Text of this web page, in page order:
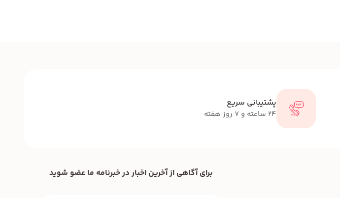
پشتیبانی سریع
24 ساعته و 7 روز هفته
برای آگاهی از آخرین اخبار در خبرنامه ما عضو شوید